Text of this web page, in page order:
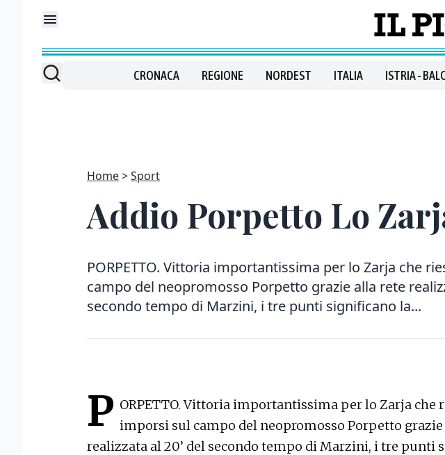
CRONACA REGIONE NORDEST ITALIA ISTRIA -
Home Sport
Addio Porpetto Lo
PORPETTO. Vittoria importantissima per lo Zarja che
campo del neopromosso Porpetto grazie alla rete
secondo tempo di Marzini, i tre punti significano la...
P ORPETTO. Vittoria importantissima per lo Zarja che
imporsi sul campo del neopromosso Porpetto grazie
realizzata al 20’ del secondo tempo di Marzini, i tre punti